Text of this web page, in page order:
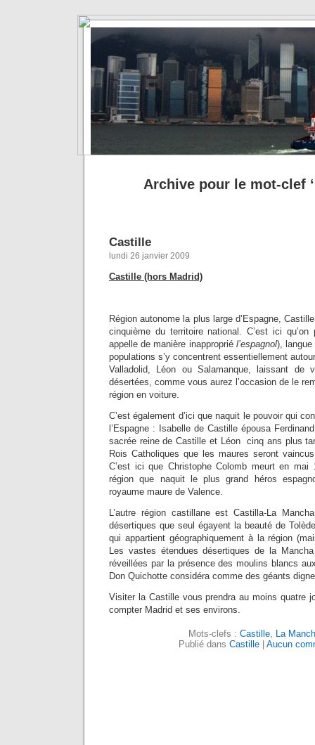
Archive pour le mot-clef
Castille
lundi 26 janvier 2009
Castille (hors Madrid)
Région autonome la plus large d’Espagne,
cinquième du territoire national. C’est ici
appelle de manière inapproprié l’espagnol), langue
populations s’y concentrent essentiellement
Valladolid, Léon ou Salamanque, laissant de
désertées, comme vous aurez l’occasion de le
région en voiture.
C’est également d’ici que naquit le pouvoir qui
l’Espagne : Isabelle de Castille épousa
sacrée reine de Castille et Léon cinq ans plus
Rois Catholiques que les maures seront
C’est ici que Christophe Colomb meurt en mai
région que naquit le plus grand héros
royaume maure de Valence.
L’autre région castillane est Castilla-La
désertiques que seul égayent la beauté de
qui appartient géographiquement à la région
Les vastes étendues désertiques de la
réveillées par la présence des moulins blancs
Don Quichotte considéra comme des géants
Visiter la Castille vous prendra au moins quatre
compter Madrid et ses environs.
Mots-clefs : Castille, La
Publié dans Castille Aucun